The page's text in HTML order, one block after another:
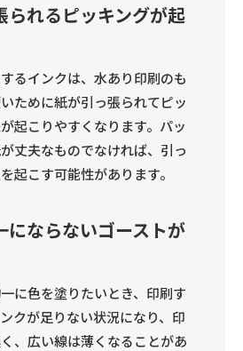
られるピッキングが起
るインクは、水あり印刷のも
ために紙が引っ張られてピッ
起こりやすくなります。パッ
丈夫なものでなければ、引っ
起こす可能性があります。
にならないゴーストが
に色を塗りたいとき、印刷す
クが足りない状況になり、印
、広い線は薄くなることがあ